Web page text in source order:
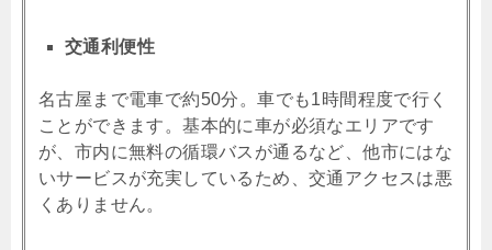
交通利便性
名古屋まで電車で約50分。車でも1時間程度で行く
ことができます。基本的に車が必須なエリアです
が、市内に無料の循環バスが通るなど、他市にはな
いサービスが充実しているため、交通アクセスは悪
くありません。